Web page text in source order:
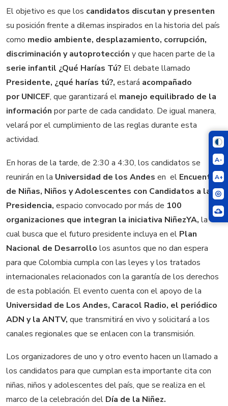
A-
A+
El objetivo es que los candidatos discutan y presenten
su posición frente a dilemas inspirados en la historia del país
como medio ambiente, desplazamiento, corrupción,
discriminación y autoprotección y que hacen parte de la
serie infantil ¿Qué Harías Tú? El debate llamado
Presidente, ¿qué harías tú?, estará acompañado
por UNICEF, que garantizará el manejo equilibrado de la
información por parte de cada candidato. De igual manera,
velará por el cumplimiento de las reglas durante esta
actividad.
En horas de la tarde, de 2:30 a 4:30, los candidatos se
reunirán en la Universidad de los Andes en el Encuentro
de Niñas, Niños y Adolescentes con Candidatos a la
Presidencia, espacio convocado por más de 100
organizaciones que integran la iniciativa NiñezYA, la
cual busca que el futuro presidente incluya en el Plan
Nacional de Desarrollo los asuntos que no dan espera
para que Colombia cumpla con las leyes y los tratados
internacionales relacionados con la garantía de los derechos
de esta población. El evento cuenta con el apoyo de la
Universidad de Los Andes, Caracol Radio, el periódico
ADN y la ANTV, que transmitirá en vivo y solicitará a los
canales regionales que se enlacen con la transmisión.
Los organizadores de uno y otro evento hacen un llamado a
los candidatos para que cumplan esta importante cita con
niñas, niños y adolescentes del país, que se realiza en el
marco de la celebración del Día de la Niñez.